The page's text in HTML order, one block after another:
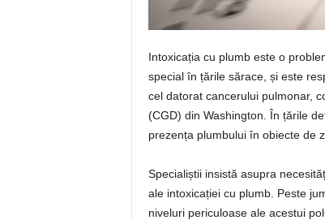
Intoxicația cu plumb este o
special în țările sărace, și este
cel datorat cancerului pulmonar,
(CGD) din Washington. În țările
prezența plumbului în obiecte de
Specialiștii insistă asupra
ale intoxicației cu plumb. Peste
niveluri periculoase ale acestui